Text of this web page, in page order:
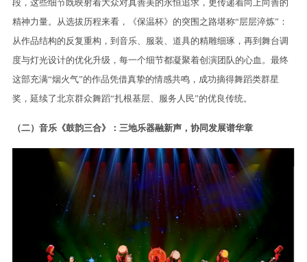
段，这些细节既映射着大众对真善美的永恒追求，更传递着向上向善的
精神力量。从选拔历程来看，《保温杯》的突围之路堪称“层层淬炼”：
从作品结构的反复重构，到音乐、服装、道具的精雕细琢，再到舞台调
度与灯光设计的优化升级，每一个细节都凝聚着创演团队的心血。最终
这部充满“烟火气”的作品凭借真挚的情感共鸣，成功摘得舞蹈类群星
奖，延续了北京群众舞蹈“扎根基层、服务人民”的优良传统。
（二）音乐《鼓韵三合》：三地乐器融新声，协同发展谱华章